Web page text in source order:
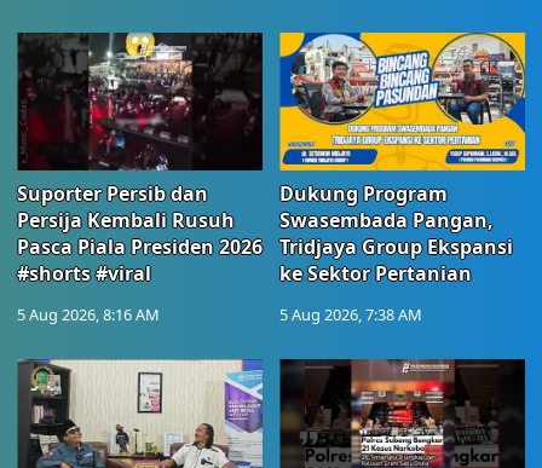
Suporter Persib dan
Persija Kembali Rusuh
Pasca Piala Presiden 2026
#shorts #viral
5 Aug 2026, 8:16 AM
Dukung Program
Swasembada Pangan,
Tridjaya Group Ekspansi
ke Sektor Pertanian
5 Aug 2026, 7:38 AM